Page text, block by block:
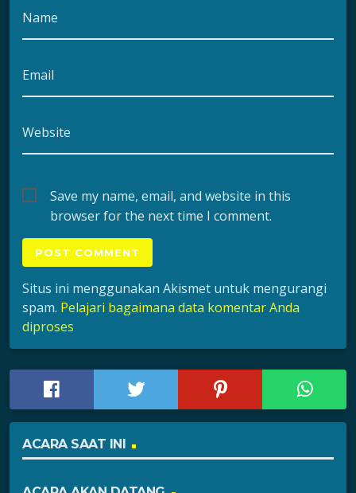
Name
Email
Website
Save my name, email, and website in this
browser for the next time I comment.
Situs ini menggunakan Akismet untuk mengurangi
spam. Pelajari bagaimana data komentar Anda
diproses
ACARA SAAT INI